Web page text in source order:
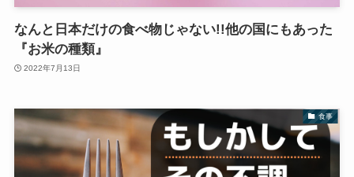
なんと日本だけの食べ物じゃない!!他の国にもあった
『お米の種類』
2022年7月13日
食事